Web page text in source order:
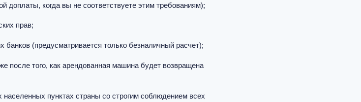
доплаты, когда вы не соответствуете этим требованиям);
прав;
(предусматривается только безналичный расчет);
после того, как арендованная машина будет возвращена
пунктах страны со строгим соблюдением всех